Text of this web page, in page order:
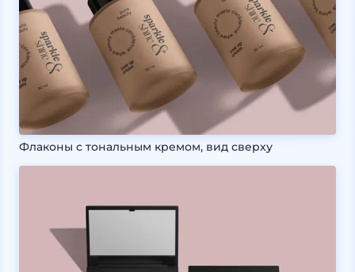
Флаконы с тональным кремом, вид сверху